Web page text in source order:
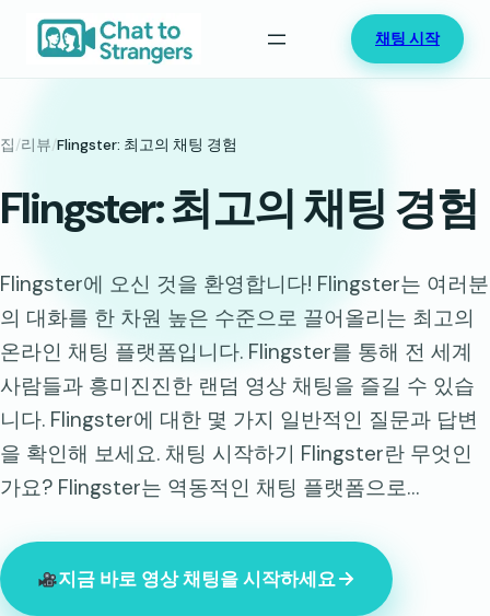
바
가
기
채팅 시작
집/리뷰/Flingster: 최고의 채팅 경험
Flingster: 최고의 채팅 경험
Flingster에 오신 것을 환영합니다! Flingster는 여러분
의 대화를 한 차원 높은 수준으로 끌어올리는 최고의
온라인 채팅 플랫폼입니다. Flingster를 통해 전 세계
사람들과 흥미진진한 랜덤 영상 채팅을 즐길 수 있습
니다. Flingster에 대한 몇 가지 일반적인 질문과 답변
을 확인해 보세요. 채팅 시작하기 Flingster란 무엇인
가요? Flingster는 역동적인 채팅 플랫폼으로…
지금 바로 영상 채팅을 시작하세요